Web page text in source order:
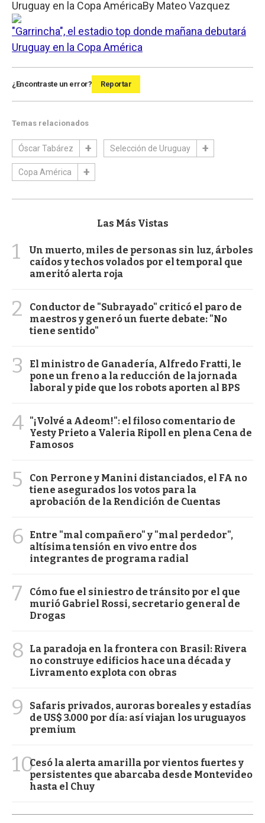
Uruguay en la Copa AméricaBy Mateo Vazquez
"Garrincha", el estadio top donde mañana debutará
Uruguay en la Copa América
¿Encontraste un error? Reportar
Temas relacionados
Óscar Tabárez Selección de Uruguay
Copa América
Las Más Vistas
1
Un muerto, miles de personas sin luz, árboles
caídos y techos volados por el temporal que
ameritó alerta roja
2
Conductor de "Subrayado" criticó el paro de
maestros y generó un fuerte debate: "No
tiene sentido"
3
El ministro de Ganadería, Alfredo Fratti, le
pone un freno a la reducción de la jornada
laboral y pide que los robots aporten al BPS
4 "¡Volvé a Adeom!": el filoso comentario de
Yesty Prieto a Valeria Ripoll en plena Cena de
Famosos
5
Con Perrone y Manini distanciados, el FA no
tiene asegurados los votos para la
aprobación de la Rendición de Cuentas
6
Entre "mal compañero" y "mal perdedor",
altísima tensión en vivo entre dos
integrantes de programa radial
7
Cómo fue el siniestro de tránsito por el que
murió Gabriel Rossi, secretario general de
Drogas
8
La paradoja en la frontera con Brasil: Rivera
no construye edificios hace una década y
Livramento explota con obras
9
Safaris privados, auroras boreales y estadías
de US$ 3.000 por día: así viajan los uruguayos
premium
10Cesó la alerta amarilla por vientos fuertes y
persistentes que abarcaba desde Montevideo
hasta el Chuy